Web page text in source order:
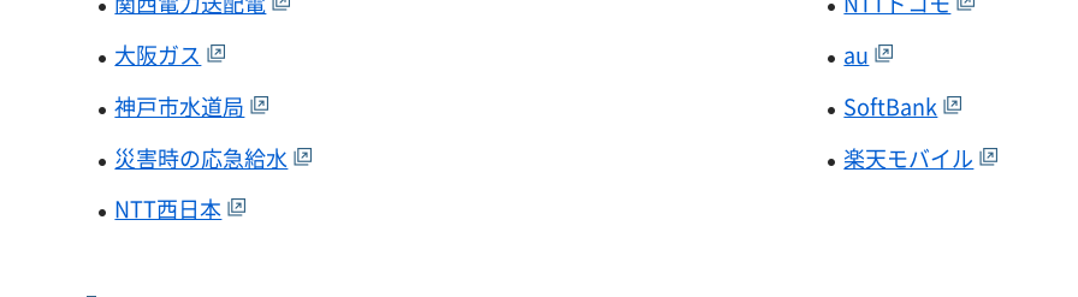
大阪ガス
神戸市水道局
災害時の応急給水
NTT西日本
au
SoftBank
楽天モバイル